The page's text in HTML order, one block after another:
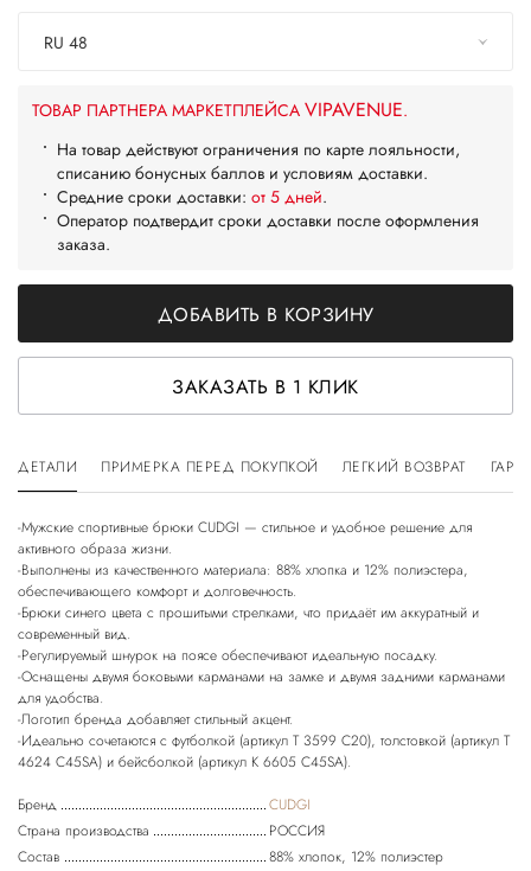
RU 48
ТОВАР ПАРТНЕРА МАРКЕТПЛЕЙСА VIPAVENUE.
На товар действуют ограничения по карте лояльности,
списанию бонусных баллов и условиям доставки.
Средние сроки доставки: от 5 дней.
Оператор подтвердит сроки доставки после оформления
заказа.
ДОБАВИТЬ В КОРЗИНУ
ЗАКАЗАТЬ В 1 КЛИК
ДЕТАЛИ ПРИМЕРКА ПЕРЕД ПОКУПКОЙ ЛЕГКИЙ ВОЗВРАТ
-Мужские спортивные брюки CUDGI — стильное и удобное решение для
активного образа жизни.
-Выполнены из качественного материала: 88% хлопка и 12% полиэстера,
обеспечивающего комфорт и долговечность.
-Брюки синего цвета с прошитыми стрелками, что придаёт им аккуратный и
современный вид.
-Регулируемый шнурок на поясе обеспечивают идеальную посадку.
-Оснащены двумя боковыми карманами на замке и двумя задними карманами
для удобства.
-Логотип бренда добавляет стильный акцент.
-Идеально сочетаются с футболкой (артикул T 3599 C20), толстовкой (артикул T
Бренд
CUDGI
Страна производства
РОССИЯ
Состав
88% хлопок, 12% полиэстер